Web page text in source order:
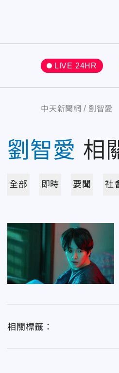
LIVE 24HR
中天新聞網 劉智愛
劉智愛 相
全部 即時 要聞 社
相關標籤：